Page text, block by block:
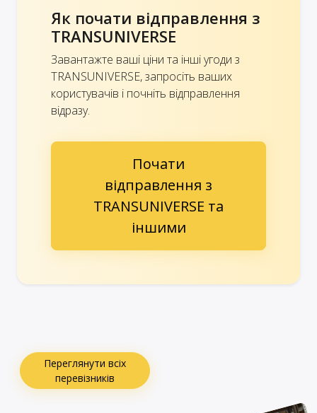
Як почати відправлення з
TRANSUNIVERSE
Завантажте ваші ціни та інші угоди з
TRANSUNIVERSE, запросіть ваших
користувачів і почніть відправлення
відразу.
Почати
відправлення з
TRANSUNIVERSE та
іншими
Переглянути всіх
перевізників